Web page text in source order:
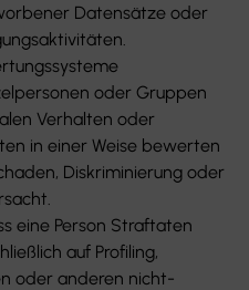
Datensätze oder
oder Gruppen
Verhalten oder
in einer Weise bewerten
Diskriminierung oder
eine Person Straftaten
auf Profiling,
oder anderen nicht-